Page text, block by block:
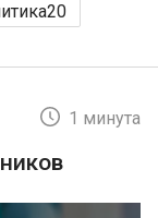
20
1 минута